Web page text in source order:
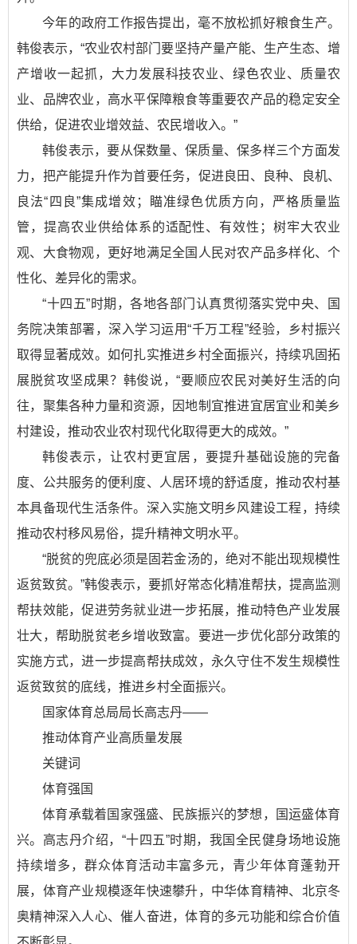
今年的政府工作报告提出，毫不放松抓好粮食生产。
韩俊表示，“农业农村部门要坚持产量产能、生产生态、增
产增收一起抓，大力发展科技农业、绿色农业、质量农
业、品牌农业，高水平保障粮食等重要农产品的稳定安全
供给，促进农业增效益、农民增收入。”
韩俊表示，要从保数量、保质量、保多样三个方面发
力，把产能提升作为首要任务，促进良田、良种、良机、
良法“四良”集成增效；瞄准绿色优质方向，严格质量监
管，提高农业供给体系的适配性、有效性；树牢大农业
观、大食物观，更好地满足全国人民对农产品多样化、个
性化、差异化的需求。
“十四五”时期，各地各部门认真贯彻落实党中央、国
务院决策部署，深入学习运用“千万工程”经验，乡村振兴
取得显著成效。如何扎实推进乡村全面振兴，持续巩固拓
展脱贫攻坚成果？韩俊说，“要顺应农民对美好生活的向
往，聚集各种力量和资源，因地制宜推进宜居宜业和美乡
村建设，推动农业农村现代化取得更大的成效。”
韩俊表示，让农村更宜居，要提升基础设施的完备
度、公共服务的便利度、人居环境的舒适度，推动农村基
本具备现代生活条件。深入实施文明乡风建设工程，持续
推动农村移风易俗，提升精神文明水平。
“脱贫的兜底必须是固若金汤的，绝对不能出现规模性
返贫致贫。”韩俊表示，要抓好常态化精准帮扶，提高监测
帮扶效能，促进劳务就业进一步拓展，推动特色产业发展
壮大，帮助脱贫老乡增收致富。要进一步优化部分政策的
实施方式，进一步提高帮扶成效，永久守住不发生规模性
返贫致贫的底线，推进乡村全面振兴。
国家体育总局局长高志丹——
推动体育产业高质量发展
关键词
体育强国
体育承载着国家强盛、民族振兴的梦想，国运盛体育
兴。高志丹介绍，“十四五”时期，我国全民健身场地设施
持续增多，群众体育活动丰富多元，青少年体育蓬勃开
展，体育产业规模逐年快速攀升，中华体育精神、北京冬
奥精神深入人心、催人奋进，体育的多元功能和综合价值